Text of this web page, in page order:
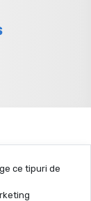
ce tipuri de